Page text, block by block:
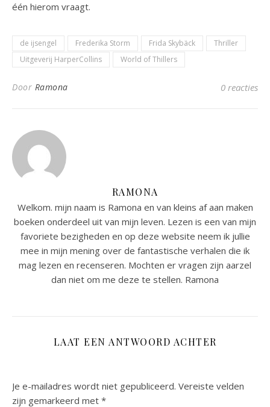
één hierom vraagt.
de ijsengel Frederika Storm Frida Skybäck
Thriller
Uitgeverij HarperCollins
World of Thillers
Door Ramona 0 reacties
RAMONA
Welkom. mijn naam is Ramona en van kleins af aan maken
boeken onderdeel uit van mijn leven. Lezen is een van mijn
favoriete bezigheden en op deze website neem ik jullie
mee in mijn mening over de fantastische verhalen die ik
mag lezen en recenseren. Mochten er vragen zijn aarzel
dan niet om me deze te stellen. Ramona
LAAT EEN ANTWOORD ACHTER
Je e-mailadres wordt niet gepubliceerd. Vereiste velden
zijn gemarkeerd met *